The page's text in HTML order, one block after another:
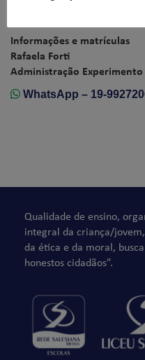
Informações e matrículas
Rafaela Forti
Administração Experimento
WhatsApp – 19-
Qualidade de ensino,
integral da criança/
da ética e da moral,
honestos cidadãos”.